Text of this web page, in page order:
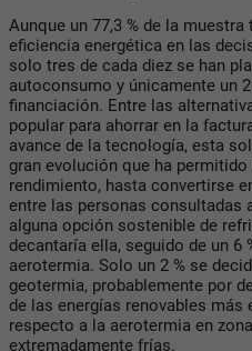
Aunque un 77,3 % de la
eficiencia energética en las
solo tres de cada diez se han
autoconsumo y únicamente un
financiación. Entre las
popular para ahorrar en la
avance de la tecnología, esta
gran evolución que ha
rendimiento, hasta convertirse
entre las personas consultadas
alguna opción sostenible de
decantaría ella, seguido de un 6
aerotermia. Solo un 2 % se
geotermia, probablemente por
de las energías renovables
respecto a la aerotermia en
extremadamente frías.